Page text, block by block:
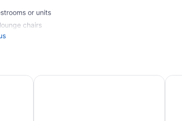
or units
chairs
laundry
area for luggageThe Surf House - Hostel